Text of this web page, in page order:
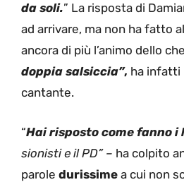
da soli.” La risposta di
ad arrivare, ma non ha fatto
ancora di più l’animo dello
doppia salsiccia”, ha infatti
cantante.
“Hai risposto come fanno i
sionisti e il PD” – ha colpito
parole durissime a cui non